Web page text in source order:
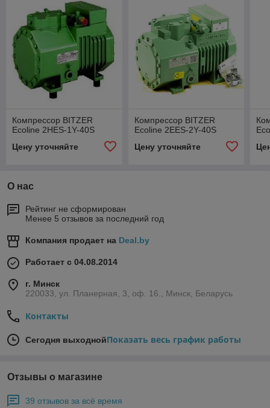
Компрессор BITZER
Ecoline 2HES-1Y-40S
Цену уточняйте
Компрессор BITZER
Ecoline 2EES-2Y-40S
Цену уточняйте
О нас
Рейтинг не сформирован
Менее 5 отзывов за последний год
Компания продает на Deal.by
Работает с 04.08.2014
г. Минск
220033, ул. Планерная, 3, оф. 16., Минск, Беларусь
Контакты
Сегодня выходнойПоказать весь график работы
Отзывы о магазине
39 отзывов за всё время